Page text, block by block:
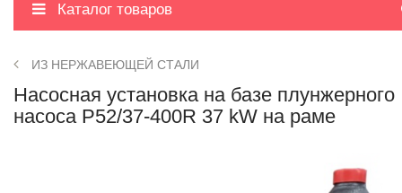
Каталог товаров
ИЗ НЕРЖАВЕЮЩЕЙ СТАЛИ
Насосная установка на базе плунжерного
насоса P52/37-400R 37 kW на раме